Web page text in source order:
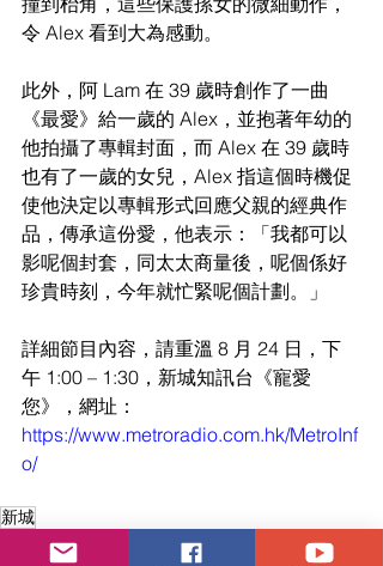
令 Alex 看到大為感動。
此外，阿 Lam 在 39 歲時創作了一曲
《最愛》給一歲的 Alex，並抱著年幼的
他拍攝了專輯封面，而 Alex 在 39 歲時
也有了一歲的女兒，Alex 指這個時機促
使他決定以專輯形式回應父親的經典作
品，傳承這份愛，他表示：「我都可以
影呢個封套，同太太商量後，呢個係好
珍貴時刻，今年就忙緊呢個計劃。」
詳細節目內容，請重溫 8 月 24 日，下
午 1:00 – 1:30，新城知訊台《寵愛
您》，網址：
https://www.metroradio.com.hk/MetroInf
o/
新城
娛樂頭條